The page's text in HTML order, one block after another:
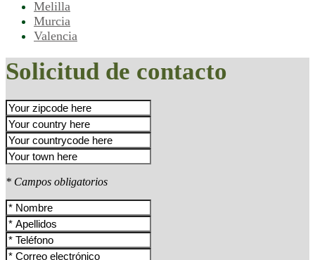
Melilla
Murcia
Valencia
Solicitud de contacto
* Campos obligatorios